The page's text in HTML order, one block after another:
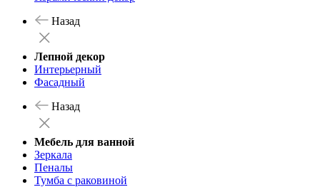
Назад
Лепной декор
Интерьерный
Фасадный
Назад
Мебель для ванной
Зеркала
Пеналы
Тумба с раковиной